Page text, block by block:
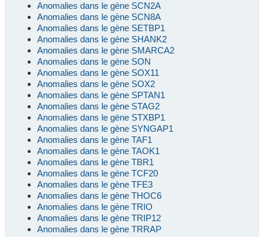
Anomalies dans le gène SCN2A
Anomalies dans le gène SCN8A
Anomalies dans le gène SETBP1
Anomalies dans le gène SHANK2
Anomalies dans le gène SMARCA2
Anomalies dans le gène SON
Anomalies dans le gène SOX11
Anomalies dans le gène SOX2
Anomalies dans le gène SPTAN1
Anomalies dans le gène STAG2
Anomalies dans le gène STXBP1
Anomalies dans le gène SYNGAP1
Anomalies dans le gène TAF1
Anomalies dans le gène TAOK1
Anomalies dans le gène TBR1
Anomalies dans le gène TCF20
Anomalies dans le gène TFE3
Anomalies dans le gène THOC6
Anomalies dans le gène TRIO
Anomalies dans le gène TRIP12
Anomalies dans le gène TRRAP